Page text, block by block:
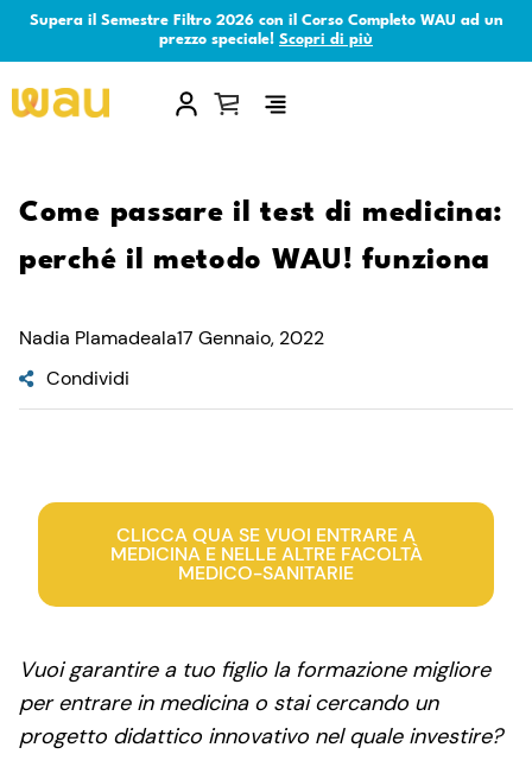
Supera il Semestre Filtro 2026 con il Corso Completo WAU ad un
prezzo speciale! Scopri di più
×
Come passare il test di medicina:
perché il metodo WAU! funziona
Nadia Plamadeala17 Gennaio, 2022
Condividi
CLICCA QUA SE VUOI ENTRARE A
MEDICINA E NELLE ALTRE FACOLTÀ
MEDICO-SANITARIE
Vuoi garantire a tuo figlio la formazione migliore
per entrare in medicina o stai cercando un
progetto didattico innovativo nel quale investire?